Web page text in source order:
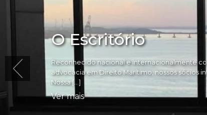
O Escritório
Reconhecido nacional e internacionalmente
advocacia em Direito Marítimo, nossos sócios
Nossa […]
Ver mais